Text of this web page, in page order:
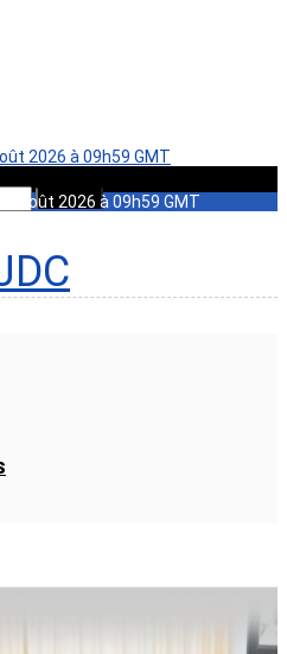
2026 à 09h59 GMT
août 2026 à 09h59 GMT